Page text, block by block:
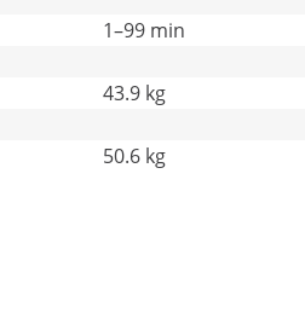
1–99 min
43.9 kg
50.6 kg